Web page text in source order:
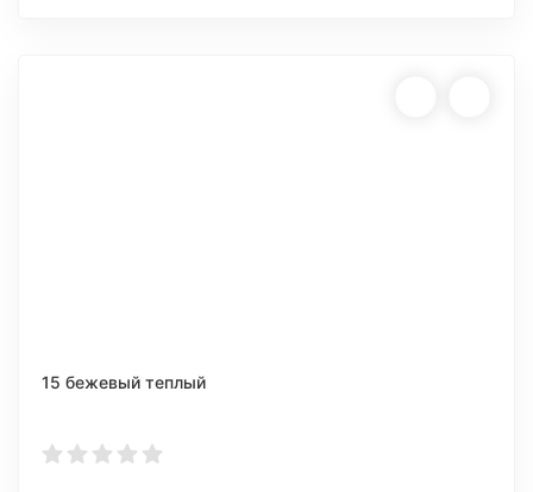
15 бежевый теплый